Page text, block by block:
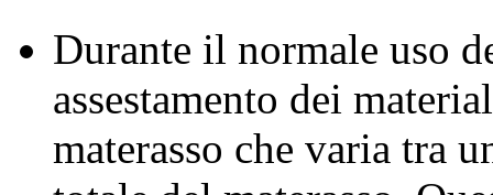
Durante il normale uso
assestamento dei
materasso che varia tra